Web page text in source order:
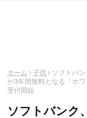
ホーム 子供
ソフトバ
が3年間無料となる「ホ
受付開始
ソフトバンク